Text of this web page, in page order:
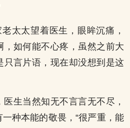
太太望着医生，眼眸沉痛，
，如何能不心疼，虽然之前大
只言片语，现在却没想到是这
生当然知无不言言无不尽，
种本能的敬畏，“很严重，能